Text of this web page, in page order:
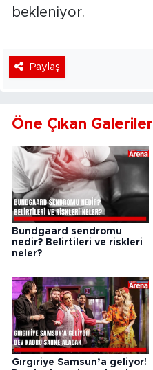
bekleniyor.
Paylaş
Öne Çıkan Galeriler
Bundgaard sendromu
nedir? Belirtileri ve riskleri
neler?
Gırgıriye Samsun’a geliyor!